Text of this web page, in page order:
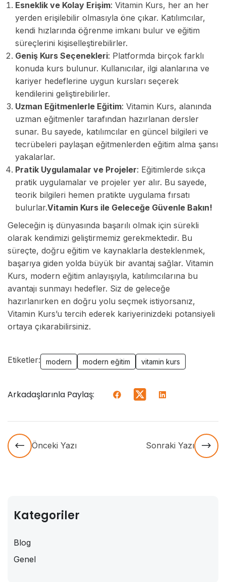
Esneklik ve Kolay Erişim: Vitamin Kurs, her an her
yerden erişilebilir olmasıyla öne çıkar. Katılımcılar,
kendi hızlarında öğrenme imkanı bulur ve eğitim
süreçlerini kişiselleştirebilirler.
Geniş Kurs Seçenekleri: Platformda birçok farklı
konuda kurs bulunur. Kullanıcılar, ilgi alanlarına ve
kariyer hedeflerine uygun kursları seçerek
kendilerini geliştirebilirler.
Uzman Eğitmenlerle Eğitim: Vitamin Kurs, alanında
uzman eğitmenler tarafından hazırlanan dersler
sunar. Bu sayede, katılımcılar en güncel bilgileri ve
tecrübeleri paylaşan eğitmenlerden eğitim alma şansı
yakalarlar.
Pratik Uygulamalar ve Projeler: Eğitimlerde sıkça
pratik uygulamalar ve projeler yer alır. Bu sayede,
teorik bilgileri hemen pratikte uygulama fırsatı
bulurlar.Vitamin Kurs ile Geleceğe Güvenle Bakın!
Geleceğin iş dünyasında başarılı olmak için sürekli
olarak kendimizi geliştirmemiz gerekmektedir. Bu
süreçte, doğru eğitim ve kaynaklarla desteklenmek,
başarıya giden yolda büyük bir avantaj sağlar. Vitamin
Kurs, modern eğitim anlayışıyla, katılımcılarına bu
avantajı sunmayı hedefler. Siz de geleceğe
hazırlanırken en doğru yolu seçmek istiyorsanız,
Vitamin Kurs’u tercih ederek kariyerinizdeki potansiyeli
ortaya çıkarabilirsiniz.
Etiketler: modern modern eğitim vitamin kurs
Arkadaşlarınla Paylaş:
Önceki Yazı Sonraki Yazı
Kategoriler
Blog
Genel